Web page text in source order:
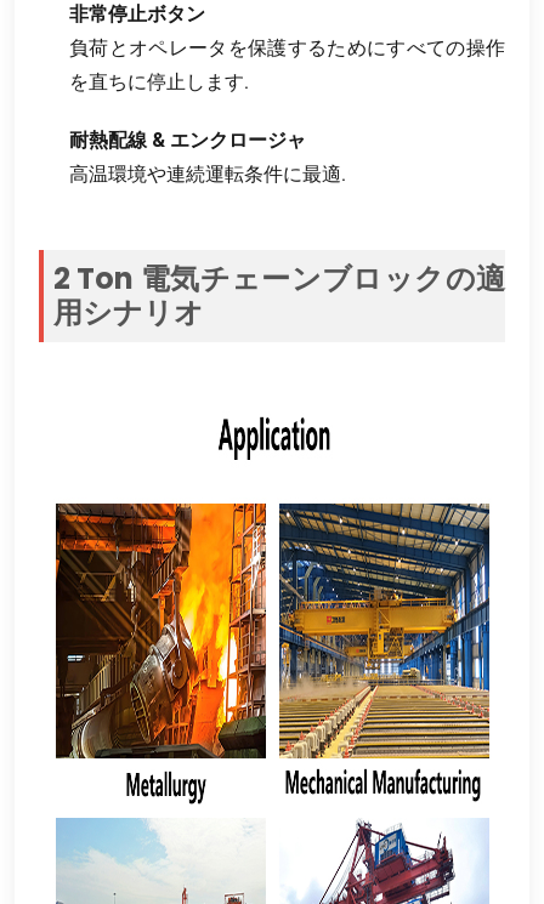
非常停止ボタン
負荷とオペレータを保護するためにすべての操作
を直ちに停止します.
耐熱配線 & エンクロージャ
高温環境や連続運転条件に最適.
2 Ton 電気チェーンブロックの適
用シナリオ